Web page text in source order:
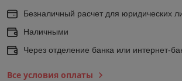
Безналичный расчет для юридических
Наличными
Через отделение банка или интернет-
Все условия оплаты